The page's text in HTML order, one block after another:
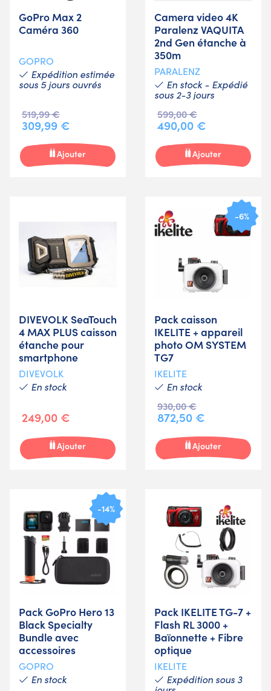
GoPro Max 2
Caméra 360
GOPRO
Expédition estimée
sous 5 jours ouvrés
519,99 €
309,99 €
Ajouter
Camera video 4K
Paralenz VAQUITA
2nd Gen étanche à
350m
PARALENZ
En stock - Expédié
sous 2-3 jours
599,00 €
490,00 €
Ajouter
DIVEVOLK SeaTouch
4 MAX PLUS caisson
étanche pour
smartphone
DIVEVOLK
En stock
249,00 €
Ajouter
-6%
Pack caisson
IKELITE + appareil
photo OM SYSTEM
TG7
IKELITE
En stock
930,00 €
872,50 €
Ajouter
-14%
Pack GoPro Hero 13
Black Specialty
Bundle avec
accessoires
GOPRO
En stock
Pack IKELITE TG-7 +
Flash RL 3000 +
Baïonnette + Fibre
optique
IKELITE
Expédition sous 3